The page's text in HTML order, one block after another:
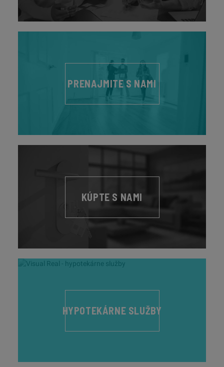
PRENAJMITE S NAMI
KÚPTE S NAMI
HYPOTEKÁRNE SLUŽBY